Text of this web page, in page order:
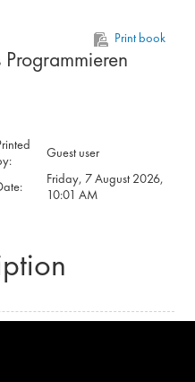
Print book
Guest user
Friday, 7 August 2026,
10:01 AM